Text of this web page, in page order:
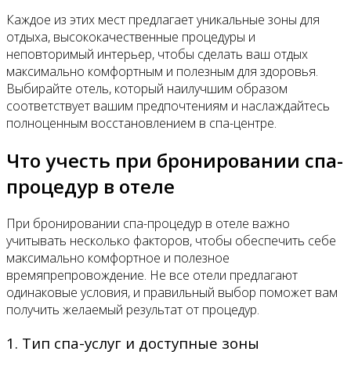
Каждое из этих мест предлагает уникальные зоны для
отдыха, высококачественные процедуры и
неповторимый интерьер, чтобы сделать ваш отдых
максимально комфортным и полезным для здоровья.
Выбирайте отель, который наилучшим образом
соответствует вашим предпочтениям и наслаждайтесь
полноценным восстановлением в спа-центре.
Что учесть при бронировании спа-
процедур в отеле
При бронировании спа-процедур в отеле важно
учитывать несколько факторов, чтобы обеспечить себе
максимально комфортное и полезное
времяпрепровождение. Не все отели предлагают
одинаковые условия, и правильный выбор поможет вам
получить желаемый результат от процедур.
1. Тип спа-услуг и доступные зоны